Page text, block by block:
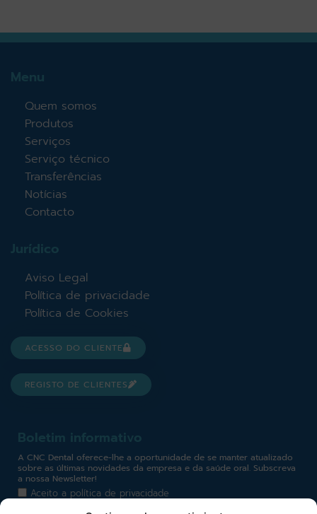
Menu
Quem somos
Produtos
Serviços
Serviço técnico
Transferências
Notícias
Contacto
Jurídico
Aviso Legal
Política de privacidade
Política de Cookies
ACESSO DO CLIENTE
REGISTO DE CLIENTES
Boletim informativo
A CNC Dental oferece-lhe a oportunidade de se manter atualizado
sobre as últimas novidades da empresa e da saúde oral. Subscreva
a nossa Newsletter!
Aceito a política de privacidade